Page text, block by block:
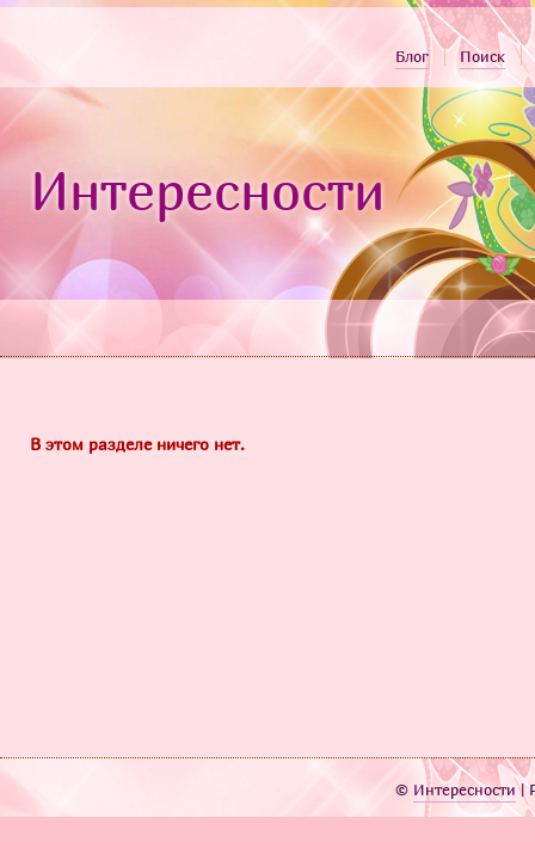
Блог Поиск
Интересности
В этом разделе ничего нет.
© Интересности|